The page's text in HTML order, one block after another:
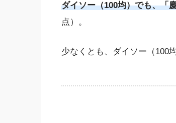
ダイソー（100均）でも、「
点）。
少なくとも、ダイソー（100